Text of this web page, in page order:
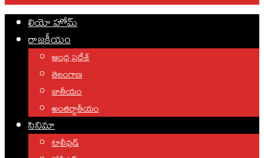
లియో హోమ్
రాజకీయం
ఆంధ్ర ప్రదేశ్
తెలంగాణ
జాతీయం
అంతర్జాతీయం
సినిమా
టాలీవుడ్